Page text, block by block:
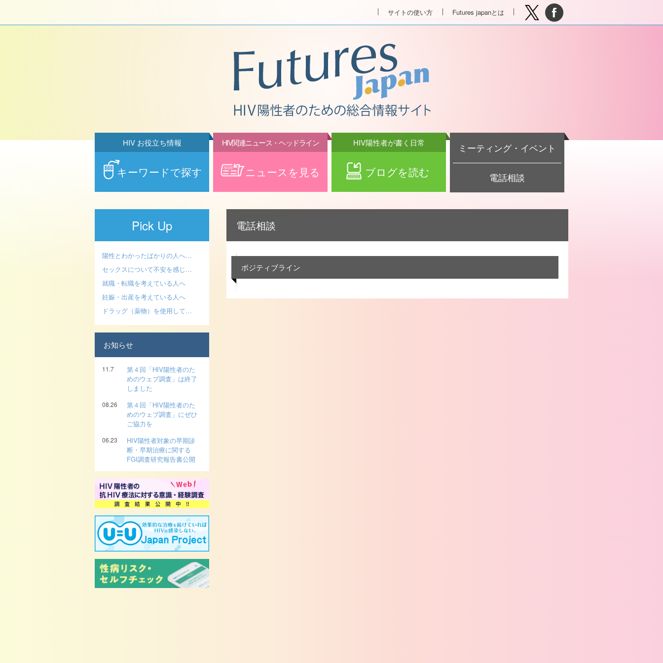
サイトの使い方 Futures japanとは
キーワードで探す
HIV お役立ち情報
ニュースを見る
HIV関連ニュース・ヘッドライン
ブログを読む
HIV陽性者が書く日常 ミーティング・イベント
電話相談
電話相談
ポジティブライン
Pick Up
陽性とわかったばかりの人へ…
セックスについて不安を感じ…
就職・転職を考えている人へ
妊娠・出産を考えている人へ
ドラッグ（薬物）を使用して…
お知らせ
11.7
第４回「HIV陽性者のた
めのウェブ調査」は終了
しました
08.26
第４回「HIV陽性者のた
めのウェブ調査」にぜひ
ご協力を
06.23
HIV陽性者対象の早期診
断・早期治療に関する
FGI調査研究報告書公開